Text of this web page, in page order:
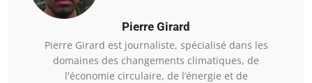
Pierre Girard
Pierre Girard est journaliste, spécialisé dans les
domaines des changements climatiques, de
l'économie circulaire, de l’énergie et de